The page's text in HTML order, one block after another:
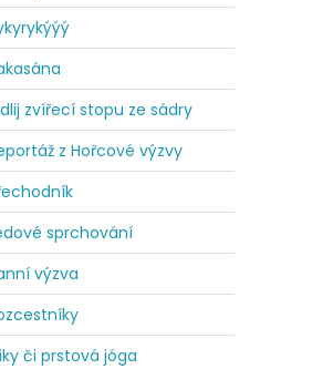
zvířecí stopu ze sádry
z Hořcové výzvy
sprchování
výzva
či prstová jóga